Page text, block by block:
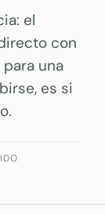
el
con
una
es si